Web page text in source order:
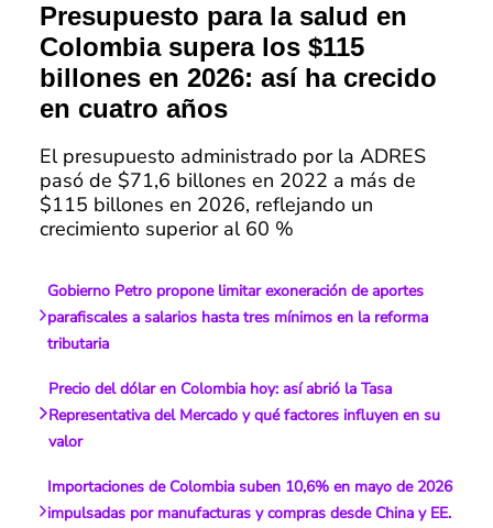
Presupuesto para la salud en
Colombia supera los $115
billones en 2026: así ha crecido
en cuatro años
El presupuesto administrado por la ADRES
pasó de $71,6 billones en 2022 a más de
$115 billones en 2026, reflejando un
crecimiento superior al 60 %
Gobierno Petro propone limitar exoneración de aportes
parafiscales a salarios hasta tres mínimos en la reforma
tributaria
Precio del dólar en Colombia hoy: así abrió la Tasa
Representativa del Mercado y qué factores influyen en su
valor
Importaciones de Colombia suben 10,6% en mayo de 2026
impulsadas por manufacturas y compras desde China y EE.